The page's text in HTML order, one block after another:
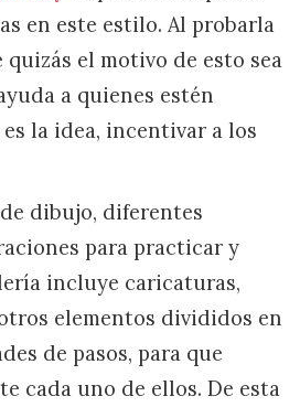
en este estilo. Al probarla
el motivo de esto sea
a quienes estén
la idea, incentivar a los
dibujo, diferentes
para practicar y
incluye caricaturas,
elementos divididos en
de pasos, para que
cada uno de ellos. De esta